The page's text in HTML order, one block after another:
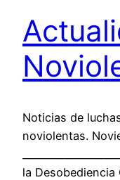
Noticias de
noviolentas.
la Desobediencia